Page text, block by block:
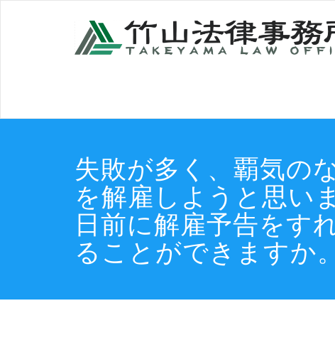
ッ
失敗が多く、覇気の
を解雇しようと思い
日前に解雇予告をす
ることができますか。